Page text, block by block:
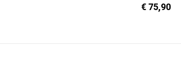
€ 75,90